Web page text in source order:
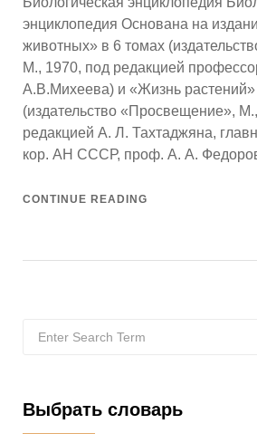
энциклопедия Основана на
животных» в 6 томах
М., 1970, под редакцией
А.В.Михеева) и «Жизнь растений»
(издательство «Просвещение»,
редакцией А. Л. Тахтаджяна,
кор. АН СССР, проф. А. А.
CONTINUE READING
for:
Выбрать словарь